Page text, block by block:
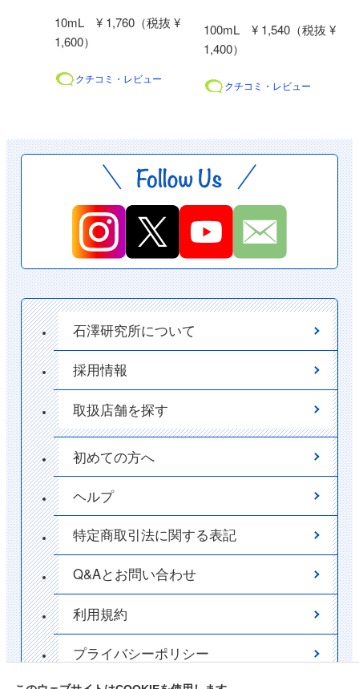
10mL ¥ 1,760（税抜 ¥
1,600）
クチコミ・レビュー
100mL ¥ 1,540（税抜 ¥
1,400）
クチコミ・レビュー
石澤研究所について
採用情報
取扱店舗を探す
初めての方へ
ヘルプ
特定商取引法に関する表記
Q&Aとお問い合わせ
利用規約
プライバシーポリシー